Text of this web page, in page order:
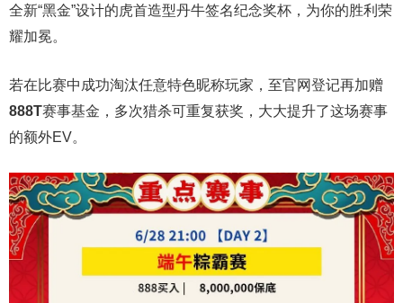
全新“黑金”设计的虎首造型丹牛签名纪念奖杯，为你的胜利荣
耀加冕。
若在比赛中成功淘汰任意特色昵称玩家，至官网登记再加赠
888T赛事基金，多次猎杀可重复获奖，大大提升了这场赛事
的额外EV。